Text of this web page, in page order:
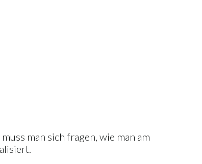
man sich fragen, wie man am